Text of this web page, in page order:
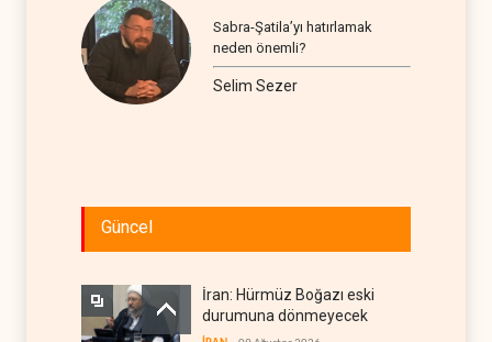
Sabra-Şatila’yı hatırlamak
neden önemli?
Selim Sezer
Güncel
İran: Hürmüz Boğazı eski
durumuna dönmeyecek